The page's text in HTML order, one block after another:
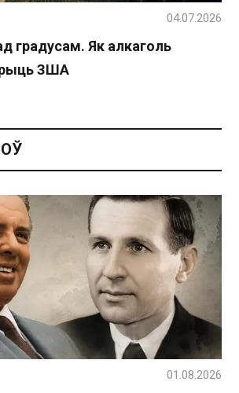
градусам. Як алкаголь
ЗША
04.07.2026
01.08.2026